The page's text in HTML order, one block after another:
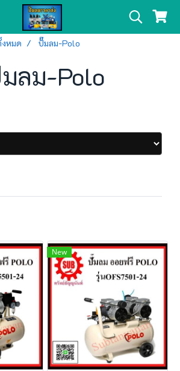
หมด ปั๊มลม-Polo
ลม-Polo
New